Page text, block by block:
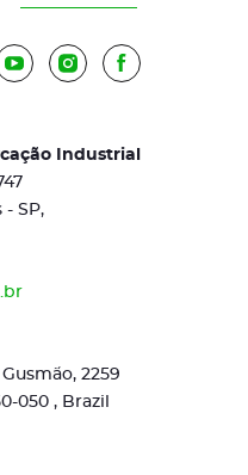
YouTubeInstagramFacebook
Industrial
- SP,
2259
050 , Brazil